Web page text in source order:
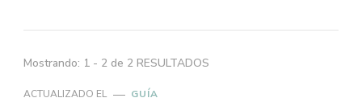
Mostrando: 1 - 2 de 2 RESULTADOS
ACTUALIZADO EL GUÍA